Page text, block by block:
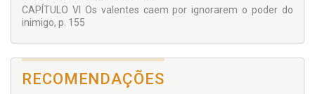
CAPÍTULO VI Os valentes caem por ignorarem o poder do
inimigo, p. 155
RECOMENDAÇÕES